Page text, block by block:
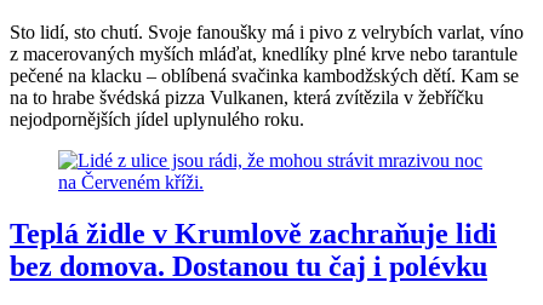
Sto lidí, sto chutí. Svoje fanoušky má i pivo z velrybích varlat, víno
z macerovaných myších mláďat, knedlíky plné krve nebo tarantule
pečené na klacku – oblíbená svačinka kambodžských dětí. Kam se
na to hrabe švédská pizza Vulkanen, která zvítězila v žebříčku
nejodpornějších jídel uplynulého roku.
Teplá židle v Krumlově zachraňuje lidi
bez domova. Dostanou tu čaj i polévku